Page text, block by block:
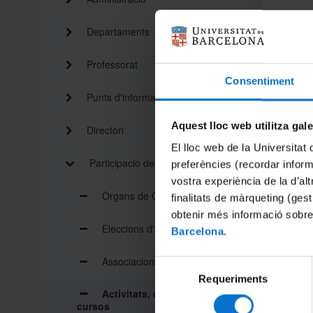
Consentiment
Aquest lloc web utilitza
El lloc web de la Universitat
preferències (recordar
vostra experiència de la
finalitats de màrqueting
obtenir més informació
Barcelona.
consentiment
Requeriments
Departaments
Professorat
Punts d'informació
Directori
Participació de l’alumnat
Òrgans de Govern
Eleccions d'estudiants
Associacions d'estudiants
Activitats, conferències i
cursos
com a
Les
El